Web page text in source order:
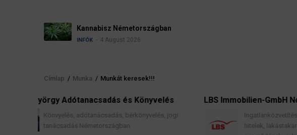
Kannabisz Németországban
INFÓK 4 August 2026
Morzsa
Címlap / Munka / Munkát keresek!!!
és Könyvelés
bérkönyvelés, jogi
LBS Immobilien-GmbH NordWest
Ingatlanközvetítés, lakáscélú finanszírozási
hitelek, lakástakarék- és építési megtakarítási